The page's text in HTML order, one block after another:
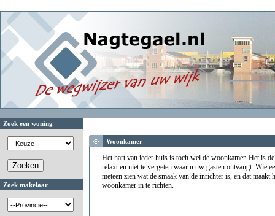
Zoek een woning
Zoek makelaar
Woonkamer
Het hart van ieder huis is toch wel de woonkamer. Het is
relaxt en niet te vergeten waar u uw gasten ontvangt. Wie
meteen zien wat de smaak van de inrichter is, en dat maakt
woonkamer in te richten.